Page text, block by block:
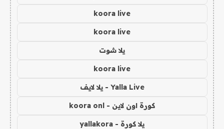
koora live
koora live
يلا شوت
koora live
Yalla Live - يلا لايف
كورة اون لاين - koora onl
يلا كورة - yallakora